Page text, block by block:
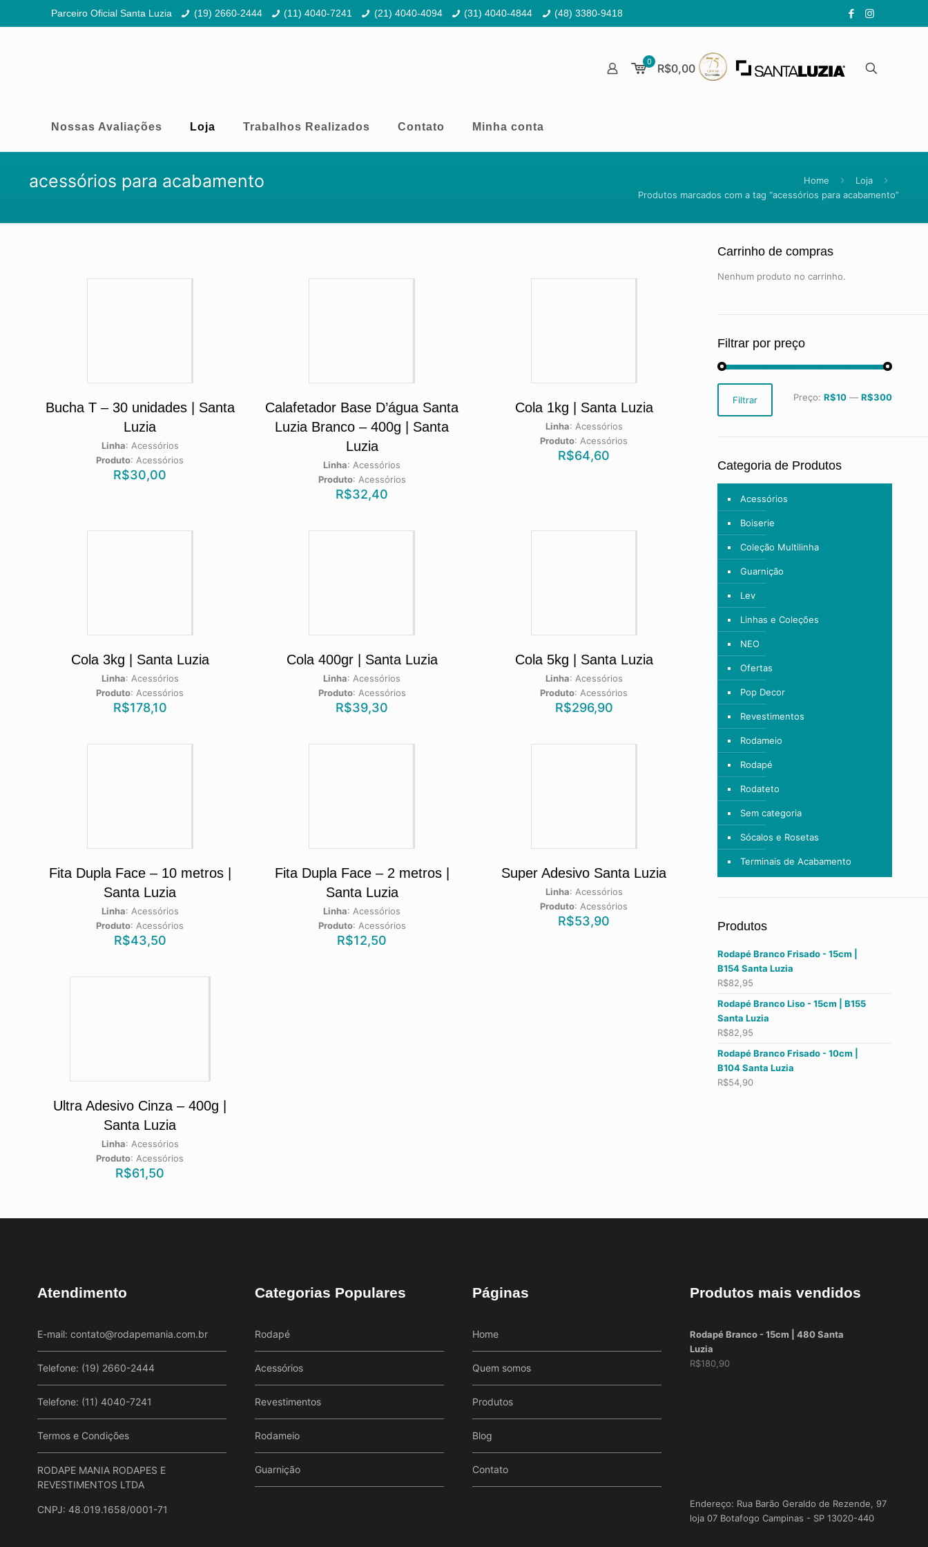
Parceiro Oficial Santa Luzia (19) 2660-2444 (11) 4040-7241 (21) 4040-4094 (31) 4040-4844 (48) 3380-9418
0 R$0,00
Nossas Avaliações Loja Trabalhos Realizados Contato Minha conta
acessórios para acabamento Home
Loja
Produtos marcados com a tag “acessórios para acabamento”
Bucha T – 30 unidades | Santa
Luzia
Linha: Acessórios
Produto: Acessórios
R$30,00
Calafetador Base D’água Santa
Luzia Branco – 400g | Santa
Luzia
Linha: Acessórios
Produto: Acessórios
R$32,40
Cola 1kg | Santa Luzia
Linha: Acessórios
Produto: Acessórios
R$64,60
Cola 3kg | Santa Luzia
Linha: Acessórios
Produto: Acessórios
R$178,10
Cola 400gr | Santa Luzia
Linha: Acessórios
Produto: Acessórios
R$39,30
Cola 5kg | Santa Luzia
Linha: Acessórios
Produto: Acessórios
R$296,90
Fita Dupla Face – 10 metros |
Santa Luzia
Linha: Acessórios
Produto: Acessórios
R$43,50
Fita Dupla Face – 2 metros |
Santa Luzia
Linha: Acessórios
Produto: Acessórios
R$12,50
Super Adesivo Santa Luzia
Linha: Acessórios
Produto: Acessórios
R$53,90
Ultra Adesivo Cinza – 400g |
Santa Luzia
Linha: Acessórios
Produto: Acessórios
R$61,50
Carrinho de compras
Nenhum produto no carrinho.
Filtrar por preço
Preço
mínimo
Preço
máximo
Filtrar Preço: R$10 — R$300
Categoria de Produtos
Acessórios
Boiserie
Coleção Multilinha
Guarnição
Lev
Linhas e Coleções
NEO
Ofertas
Pop Decor
Revestimentos
Rodameio
Rodapé
Rodateto
Sem categoria
Sócalos e Rosetas
Terminais de Acabamento
Produtos
Rodapé Branco Frisado - 15cm |
B154 Santa Luzia
R$82,95
Rodapé Branco Liso - 15cm | B155
Santa Luzia
R$82,95
Rodapé Branco Frisado - 10cm |
B104 Santa Luzia
R$54,90
Atendimento
E-mail: contato@rodapemania.com.br
Telefone: (19) 2660-2444
Telefone: (11) 4040-7241
Termos e Condições
RODAPE MANIA RODAPES E
REVESTIMENTOS LTDA
CNPJ: 48.019.1658/0001-71
Categorias Populares
Rodapé
Acessórios
Revestimentos
Rodameio
Guarnição
Páginas
Home
Quem somos
Produtos
Blog
Contato
Produtos mais vendidos
Rodapé Branco - 15cm | 480 Santa
Luzia
R$180,90
Endereço: Rua Barão Geraldo de Rezende, 97
loja 07 Botafogo Campinas - SP 13020-440